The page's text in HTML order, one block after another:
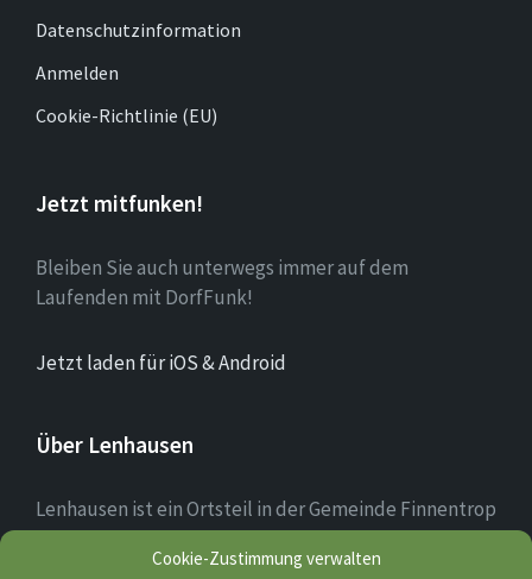
Cookie-Zustimmung verwalten
Datenschutzinformation
Anmelden
Cookie-Richtlinie (EU)
Jetzt mitfunken!
Bleiben Sie auch unterwegs immer auf dem
Laufenden mit DorfFunk!
Jetzt laden für iOS & Android
Über Lenhausen
Lenhausen ist ein Ortsteil in der Gemeinde Finnentrop
im Sauerland mit rund 1.190 Einwohnern, der sich am
Zusammenfluss von Lenne und Fretter befindet. Das